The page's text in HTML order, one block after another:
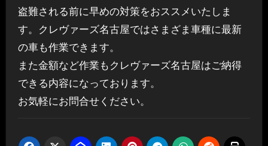
盗難される前に早めの対策をおススメいたしま
す。クレヴァーズ名古屋ではさまざま車種に最新
の車も作業できます。
また金額など作業もクレヴァーズ名古屋はご納得
できる内容になっております。
お気軽にお問合せください。